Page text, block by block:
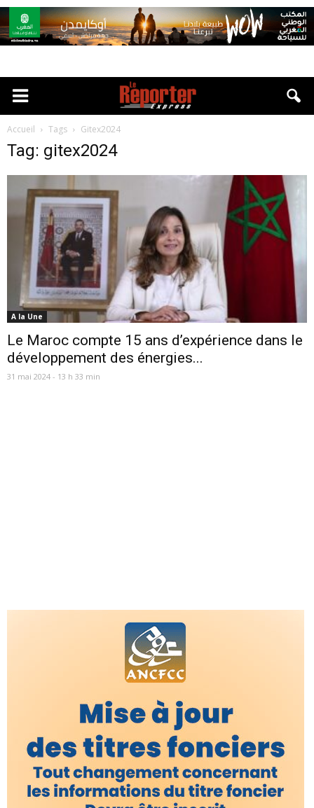
Accueil Tags Gitex2024
Tag: gitex2024
A la Une
Le Maroc compte 15 ans d’expérience dans le
développement des énergies...
31 mai 2024 - 13 h 33 min